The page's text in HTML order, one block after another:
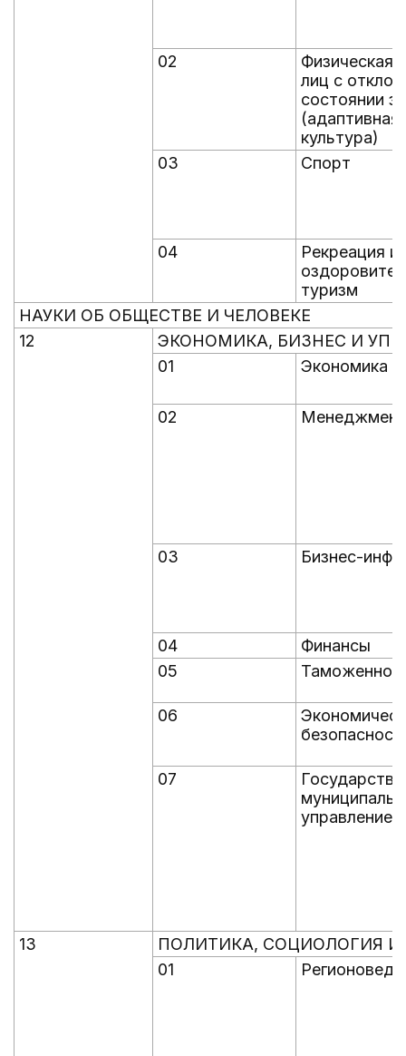
02
Физическая
лиц с
состоянии
(адаптивная
культура)
03
Спорт
04
Рекреация и
туризм
НАУКИ ОБ ОБЩЕСТВЕ И ЧЕЛОВЕКЕ
12
ЭКОНОМИКА, БИЗНЕС И
01
Экономика
02 Менеджмент
03 Бизнес-
04
Финансы
05
Таможенное
06
07
управление
13
ПОЛИТИКА, СОЦИОЛОГИЯ
01